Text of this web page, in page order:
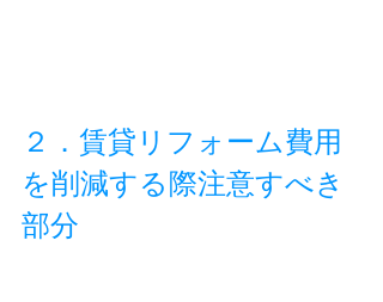
２．賃貸リフォーム費用
を削減する際注意すべき
部分